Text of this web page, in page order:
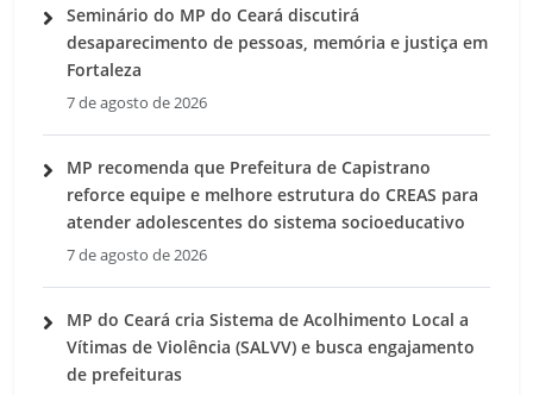
Seminário do MP do Ceará discutirá
desaparecimento de pessoas, memória e justiça em
Fortaleza
7 de agosto de 2026
MP recomenda que Prefeitura de Capistrano
reforce equipe e melhore estrutura do CREAS para
atender adolescentes do sistema socioeducativo
7 de agosto de 2026
MP do Ceará cria Sistema de Acolhimento Local a
Vítimas de Violência (SALVV) e busca engajamento
de prefeituras